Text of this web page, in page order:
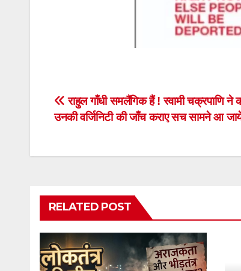
Post
राहुल गाँधी समलैंगिक हैं ! स्वामी चक्रपाणि ने
उनकी वर्जिनिटी की जाँच कराए सच सामने आ
RELATED POST